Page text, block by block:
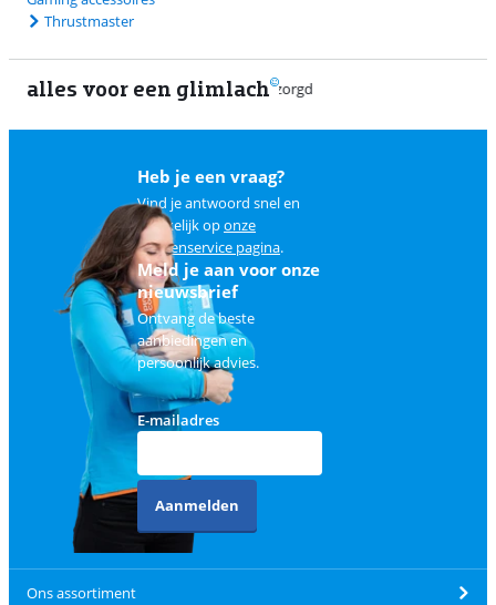
Thrustmaster
alles voor een glimlach
Heb je een vraag?
Vind je antwoord snel en
makkelijk oponze
klantenservice pagina.
Meld je aan voor onze
nieuwsbrief
Ontvang de beste
aanbiedingen en
persoonlijk advies.
E-mailadres
Aanmelden
Ons assortiment